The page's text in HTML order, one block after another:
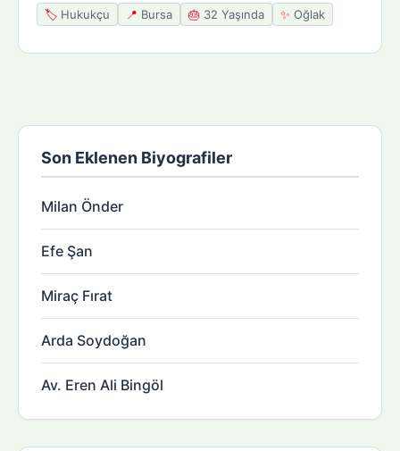
🏷️ Hukukçu 📍 Bursa 🎂 32 Yaşında ✨ Oğlak
Son Eklenen Biyografiler
Milan Önder
Efe Şan
Miraç Fırat
Arda Soydoğan
Av. Eren Ali Bingöl